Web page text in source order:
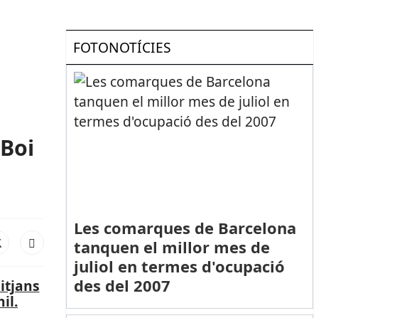
FOTONOTÍCIES
Les comarques de Barcelona
tanquen el millor mes de
juliol en termes d'ocupació
des del 2007